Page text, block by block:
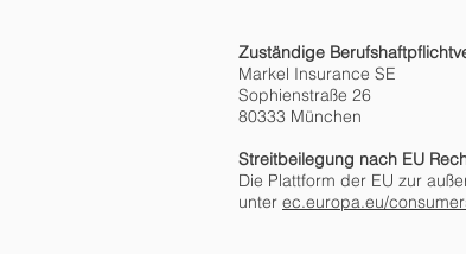
Zuständige
Markel Insurance SE
Sophienstraße 26
80333 München
Streitbeilegung nach EU
Die Plattform der EU zur
unter ec.europa.eu/